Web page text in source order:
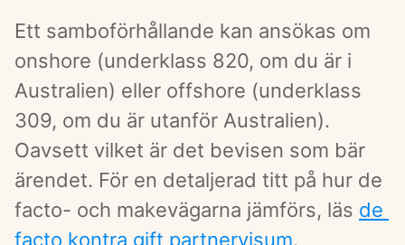
Ett samboförhållande kan ansökas om
onshore (underklass 820, om du är i
Australien) eller offshore (underklass
309, om du är utanför Australien).
Oavsett vilket är det bevisen som bär
ärendet. För en detaljerad titt på hur de
facto- och makevägarna jämförs, läs de
facto kontra gift partnervisum.